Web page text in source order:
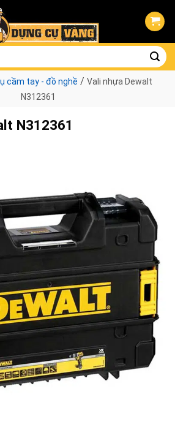
cầm tay - đồ nghề / Vali nhựa Dewalt
N312361
N312361